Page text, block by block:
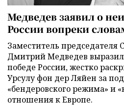
Медведев заявил о
России вопреки
Заместитель председателя
Дмитрий Медведев выразил
победе России, жестко
Урсулу фон дер Ляйен за
«бендеровского режима» и
отношения к Европе.